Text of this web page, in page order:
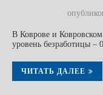
В Коврове и
уровень безработицы
ЧИТАТЬ ДАЛЕЕ